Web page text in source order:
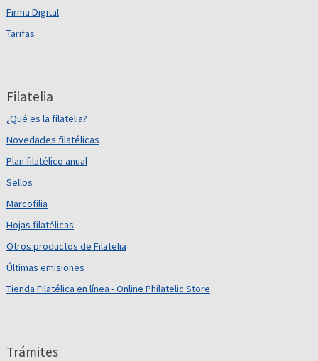
Firma Digital
Tarifas
Filatelia
¿Qué es la filatelia?
Novedades filatélicas
Plan filatélico anual
Sellos
Marcofilia
Hojas filatélicas
Otros productos de Filatelia
Últimas emisiones
Tienda Filatélica en línea - Online Philatelic Store
Trámites